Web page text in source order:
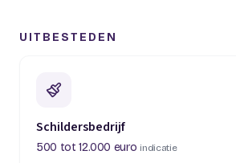
UITBESTEDEN
Schildersbedrijf
500 tot 12.000 euro indicatie